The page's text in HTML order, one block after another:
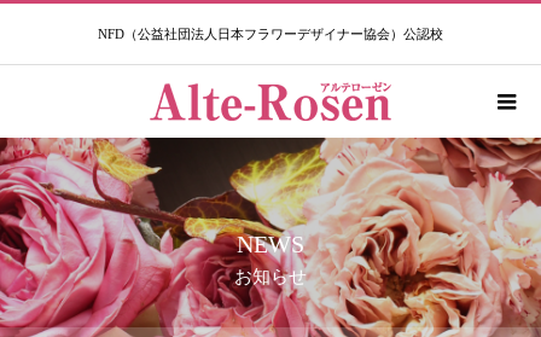
NFD（公益社団法人日本フラワーデザイナー協会）公認校​
NEWS
お知らせ